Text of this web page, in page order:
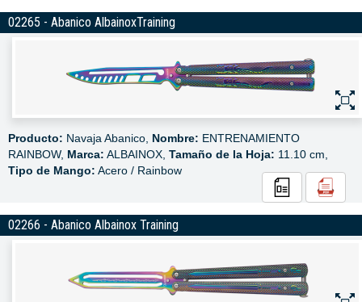
02265 - Abanico AlbainoxTraining
Producto: Navaja Abanico, Nombre: ENTRENAMIENTO
RAINBOW, Marca: ALBAINOX, Tamaño de la Hoja: 11.10 cm,
Tipo de Mango: Acero / Rainbow
02266 - Abanico Albainox Training